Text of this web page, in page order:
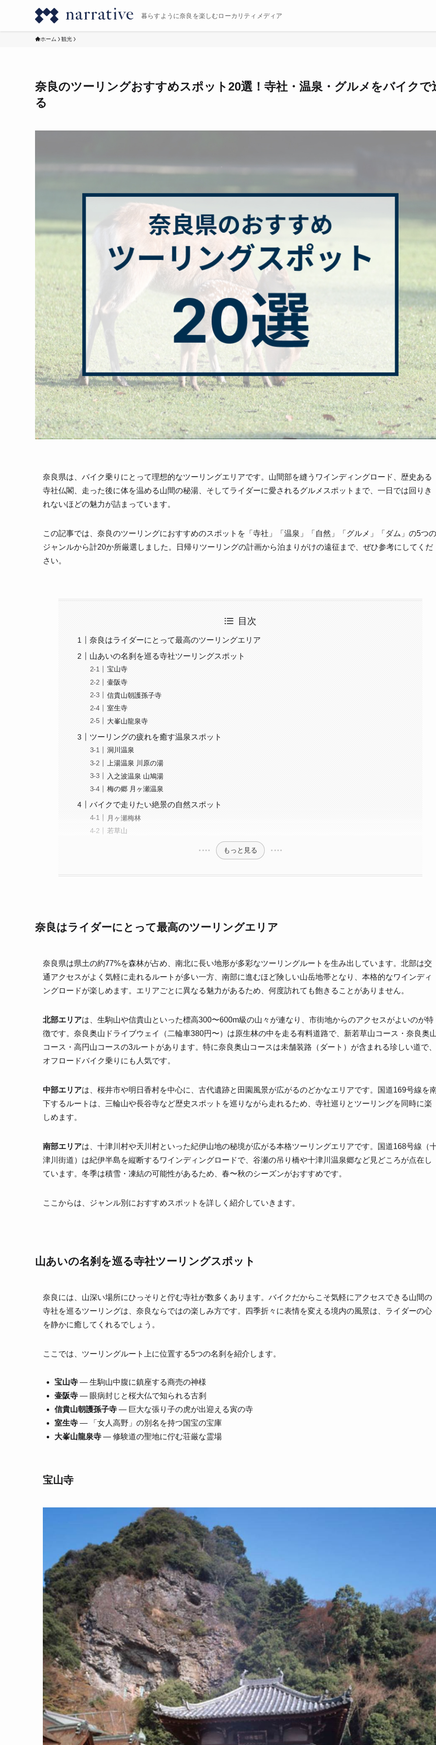
暮らすように奈良を楽しむローカリティメディア
ホーム 観光
奈良のツーリングおすすめスポット20選！寺社・温泉・グルメをバイクで
る
奈良県は、バイク乗りにとって理想的なツーリングエリアです。山間部を縫うワインディングロード、歴史ある
寺社仏閣、走った後に体を温める山間の秘湯、そしてライダーに愛されるグルメスポットまで、一日では回りき
れないほどの魅力が詰まっています。
この記事では、奈良のツーリングにおすすめのスポットを「寺社」「温泉」「自然」「グルメ」「ダム」の5つの
ジャンルから計20か所厳選しました。日帰りツーリングの計画から泊まりがけの遠征まで、ぜひ参考にしてくだ
さい。
目次
奈良はライダーにとって最高のツーリングエリア
山あいの名刹を巡る寺社ツーリングスポット
宝山寺
壷阪寺
信貴山朝護孫子寺
室生寺
大峯山龍泉寺
ツーリングの疲れを癒す温泉スポット
洞川温泉
上湯温泉 川原の湯
入之波温泉 山鳩湯
梅の郷 月ヶ瀬温泉
バイクで走りたい絶景の自然スポット
月ヶ瀬梅林
若草山
もっと見る
奈良はライダーにとって最高のツーリングエリア
奈良県は県土の約77%を森林が占め、南北に長い地形が多彩なツーリングルートを生み出しています。北部は交
通アクセスがよく気軽に走れるルートが多い一方、南部に進むほど険しい山岳地帯となり、本格的なワインディ
ングロードが楽しめます。エリアごとに異なる魅力があるため、何度訪れても飽きることがありません。
北部エリアは、生駒山や信貴山といった標高300〜600m級の山々が連なり、市街地からのアクセスがよいのが特
徴です。奈良奥山ドライブウェイ（二輪車380円〜）は原生林の中を走る有料道路で、新若草山コース・奈良奥
コース・高円山コースの3ルートがあります。特に奈良奥山コースは未舗装路（ダート）が含まれる珍しい道で、
オフロードバイク乗りにも人気です。
中部エリアは、桜井市や明日香村を中心に、古代遺跡と田園風景が広がるのどかなエリアです。国道169号線を
下するルートは、三輪山や長谷寺など歴史スポットを巡りながら走れるため、寺社巡りとツーリングを同時に楽
しめます。
南部エリアは、十津川村や天川村といった紀伊山地の秘境が広がる本格ツーリングエリアです。国道168号線（
津川街道）は紀伊半島を縦断するワインディングロードで、谷瀬の吊り橋や十津川温泉郷など見どころが点在し
ています。冬季は積雪・凍結の可能性があるため、春〜秋のシーズンがおすすめです。
ここからは、ジャンル別におすすめスポットを詳しく紹介していきます。
山あいの名刹を巡る寺社ツーリングスポット
奈良には、山深い場所にひっそりと佇む寺社が数多くあります。バイクだからこそ気軽にアクセスできる山間の
寺社を巡るツーリングは、奈良ならではの楽しみ方です。四季折々に表情を変える境内の風景は、ライダーの心
を静かに癒してくれるでしょう。
ここでは、ツーリングルート上に位置する5つの名刹を紹介します。
宝山寺 — 生駒山中腹に鎮座する商売の神様
壷阪寺 — 眼病封じと桜大仏で知られる古刹
信貴山朝護孫子寺 — 巨大な張り子の虎が出迎える寅の寺
室生寺 — 「女人高野」の別名を持つ国宝の宝庫
大峯山龍泉寺 — 修験道の聖地に佇む荘厳な霊場
宝山寺